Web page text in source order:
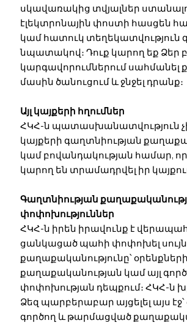
սկավառակից տվյալներ
էլեկտրոնային փոստի հասցեն
կամ հատուկ տեղեկատվություն
նպատակով։ Դուք կարող եք Ձեր
կարգավորումներում սահմանել
մասին ծանուցում և ջնջել դրանք։
Այլ կայքերի հղումներ
ՀԿՀ-ն պատասխանատվություն չի
կայքերի գաղտնիության
կամ բովանդակության համար,
կարող են տրամադրվել իր
Գաղտնիության
փոփոխություններ
ՀԿՀ-ն իրեն իրավունք է
ցանկացած պահի փոփոխել սույն
քաղաքականությունը՝
քաղաքականության կամ այլ
փոփոխության դեպքում։ ՀԿՀ-ն
Ձեզ պարբերաբար այցելել այս
գործող և թարմացված